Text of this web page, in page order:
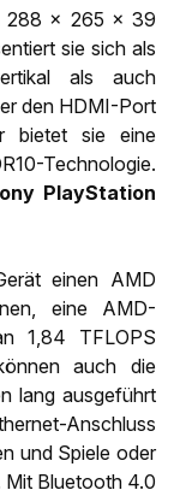
288 x 265 x 39
sie sich als
als auch
den HDMI-Port
bietet sie eine
Technologie.
PlayStation
einen AMD
eine AMD-
1,84 TFLOPS
auch die
lang ausgeführt
Anschluss
und Spiele oder
Mit Bluetooth 4.0